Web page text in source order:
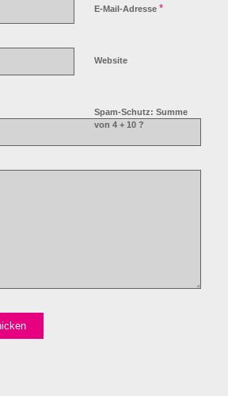
E-Mail-Adresse *
Website
Spam-Schutz: Summe
von 4 + 10 ?